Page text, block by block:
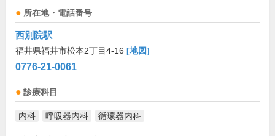
所在地・電話番号
西別院駅
福井県福井市松本2丁目4-16 [地図]
0776-21-0061
診療科目
内科 呼吸器内科 循環器内科